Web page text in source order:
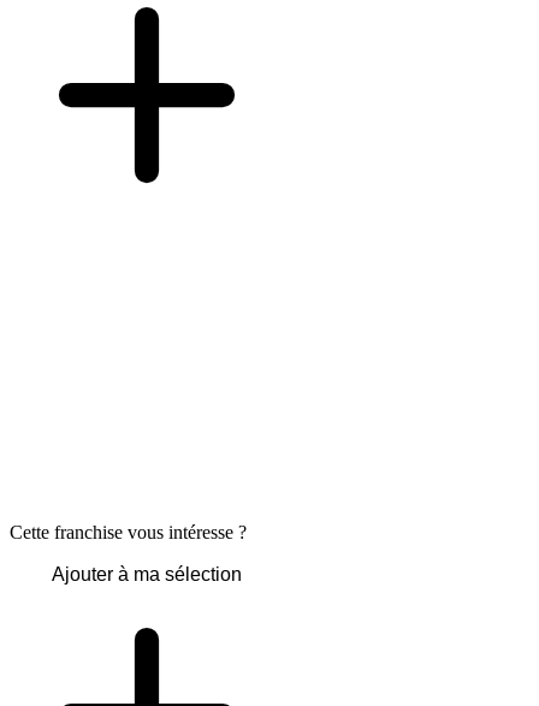
Cette franchise vous intéresse ?
Ajouter à ma sélection